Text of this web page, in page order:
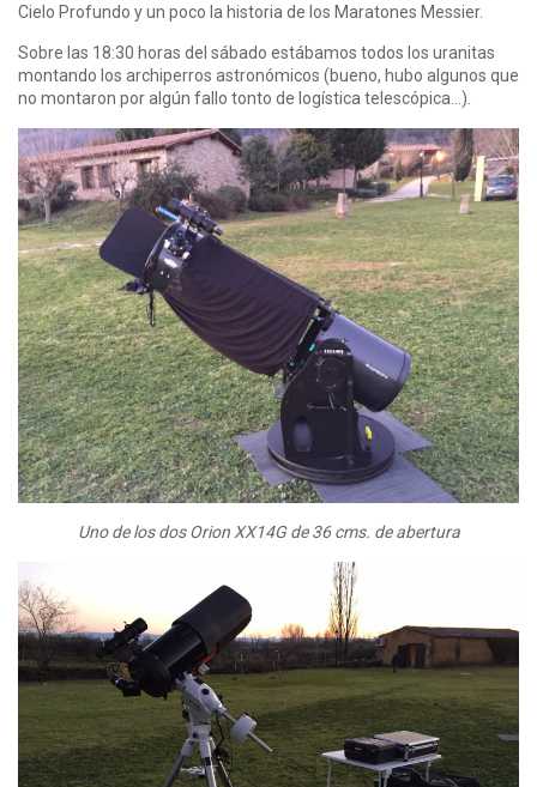
Cielo Profundo y un poco la historia de los Maratones Messier.
Sobre las 18:30 horas del sábado estábamos todos los uranitas
montando los archiperros astronómicos (bueno, hubo algunos que
no montaron por algún fallo tonto de logística telescópica…).
Uno de los dos Orion XX14G de 36 cms. de abertura